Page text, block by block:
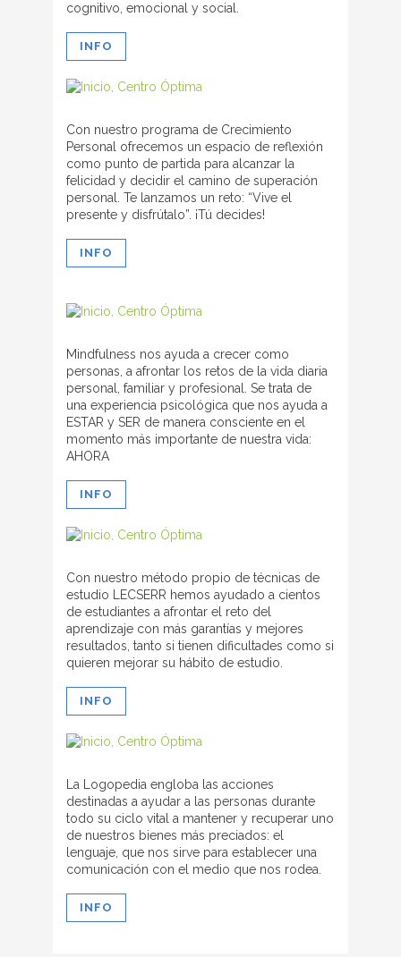
cognitivo, emocional y social.
INFO
Con nuestro programa de Crecimiento
Personal ofrecemos un espacio de reflexión
como punto de partida para alcanzar la
felicidad y decidir el camino de superación
personal. Te lanzamos un reto: “Vive el
presente y disfrútalo”. ¡Tú decides!
INFO
Mindfulness nos ayuda a crecer como
personas, a afrontar los retos de la vida diaria
personal, familiar y profesional. Se trata de
una experiencia psicológica que nos ayuda a
ESTAR y SER de manera consciente en el
momento más importante de nuestra vida:
AHORA
INFO
Con nuestro método propio de técnicas de
estudio LECSERR hemos ayudado a cientos
de estudiantes a afrontar el reto del
aprendizaje con más garantías y mejores
resultados, tanto si tienen dificultades como si
quieren mejorar su hábito de estudio.
INFO
La Logopedia engloba las acciones
destinadas a ayudar a las personas durante
todo su ciclo vital a mantener y recuperar uno
de nuestros bienes más preciados: el
lenguaje, que nos sirve para establecer una
comunicación con el medio que nos rodea.
INFO